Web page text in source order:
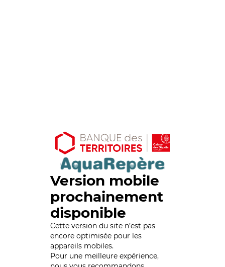
Version mobile
prochainement
disponible
Cette version du site n’est pas
encore optimisée pour les
appareils mobiles.
Pour une meilleure expérience,